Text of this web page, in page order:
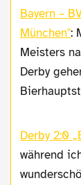
Bayern – BVB 0:1 „Der Deutsche Meister spielt in
München":
Meisters
Derby
Derby 2:0
während